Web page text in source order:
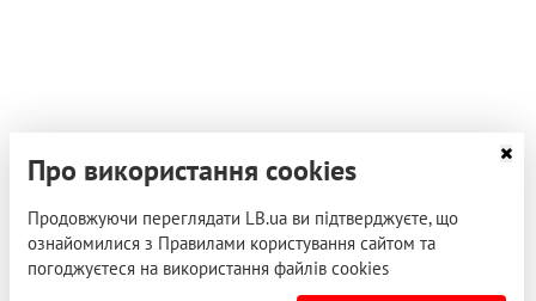
Про використання cookies
Продовжуючи переглядати LB.ua ви підтверджуєте, що
ознайомилися з Правилами користування сайтом та
погоджуєтеся на використання файлів cookies